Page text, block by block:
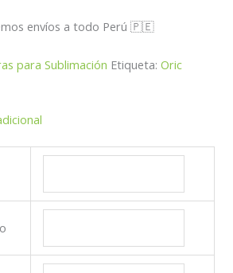
envíos a todo Perú 🇵🇪
para Sublimación Etiqueta:Oric